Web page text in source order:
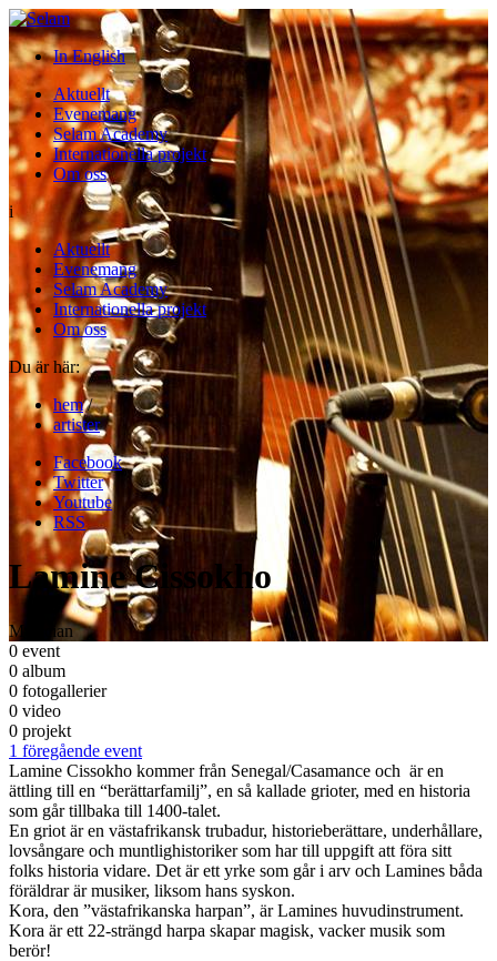
In English
Aktuellt
Evenemang
Selam Academy
Internationella projekt
Om oss
i
Aktuellt
Evenemang
Selam Academy
Internationella projekt
Om oss
Du är här:
hem /
artister
Facebook
Twitter
Youtube
RSS
Lamine Cissokho
Musician
0 event
0 album
0 fotogallerier
0 video
0 projekt
1 föregående event
Lamine Cissokho kommer från Senegal/Casamance och är en
ättling till en “berättarfamilj”, en så kallade grioter, med en historia
som går tillbaka till 1400-talet.
En griot är en västafrikansk trubadur, historieberättare, underhållare,
lovsångare och muntlighistoriker som har till uppgift att föra sitt
folks historia vidare. Det är ett yrke som går i arv och Lamines båda
föräldrar är musiker, liksom hans syskon.
Kora, den ”västafrikanska harpan”, är Lamines huvudinstrument.
Kora är ett 22-strängd harpa skapar magisk, vacker musik som
berör!